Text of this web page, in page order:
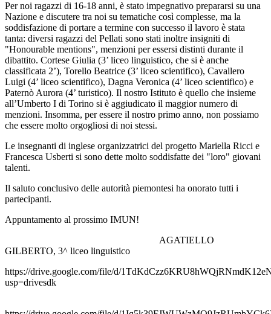
Per noi ragazzi di 16-18 anni, è stato impegnativo prepararsi su una
Nazione e discutere tra noi su tematiche così complesse, ma la
soddisfazione di portare a termine con successo il lavoro è stata
tanta: diversi ragazzi del Pellati sono stati inoltre insigniti di
"Honourable mentions", menzioni per essersi distinti durante il
dibattito. Cortese Giulia (3’ liceo linguistico, che si è anche
classificata 2’), Torello Beatrice (3’ liceo scientifico), Cavallero
Luigi (4’ liceo scientifico), Dagna Veronica (4’ liceo scientifico) e
Paternò Aurora (4’ turistico). Il nostro Istituto è quello che insieme
all’Umberto I di Torino si è aggiudicato il maggior numero di
menzioni. Insomma, per essere il nostro primo anno, non possiamo
che essere molto orgogliosi di noi stessi.
Le insegnanti di inglese organizzatrici del progetto Mariella Ricci e
Francesca Usberti si sono dette molto soddisfatte dei "loro" giovani
talenti.
Il saluto conclusivo delle autorità piemontesi ha onorato tutti i
partecipanti.
Appuntamento al prossimo IMUN!
AGATIELLO
GILBERTO, 3^ liceo linguistico
https://drive.google.com/file/d/
usp=drivesdk